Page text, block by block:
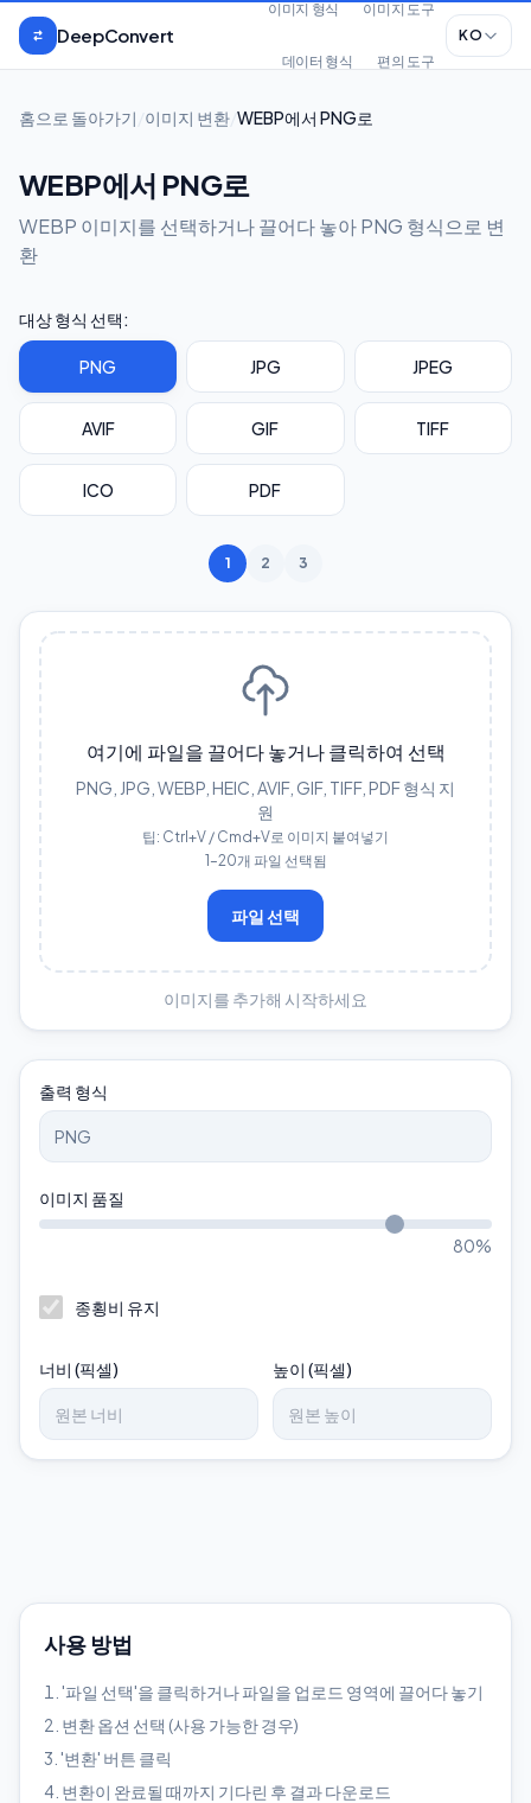
본문으로 건너뛰기
DeepConvert
이미지 형식 이미지 도구
데이터 형식 편의 도구
KO
홈으로 돌아가기 이미지 변환 WEBP에서 PNG로
WEBP에서 PNG로
WEBP 이미지를 선택하거나 끌어다 놓아 PNG 형식으로 변
환
대상 형식 선택:
PNG JPG JPEG
AVIF GIF TIFF
ICO PDF
1 2 3
여기에 파일을 끌어다 놓거나 클릭하여 선택
PNG, JPG, WEBP, HEIC, AVIF, GIF, TIFF, PDF 형식 지
원
팁: Ctrl+V / Cmd+V로 이미지 붙여넣기
1–20개 파일 선택됨
파일 선택
이미지를 추가해 시작하세요
출력 형식
이미지 품질
80%
종횡비 유지
너비 (픽셀) 높이 (픽셀)
사용 방법
'파일 선택'을 클릭하거나 파일을 업로드 영역에 끌어다 놓기
변환 옵션 선택 (사용 가능한 경우)
'변환' 버튼 클릭
변환이 완료될 때까지 기다린 후 결과 다운로드